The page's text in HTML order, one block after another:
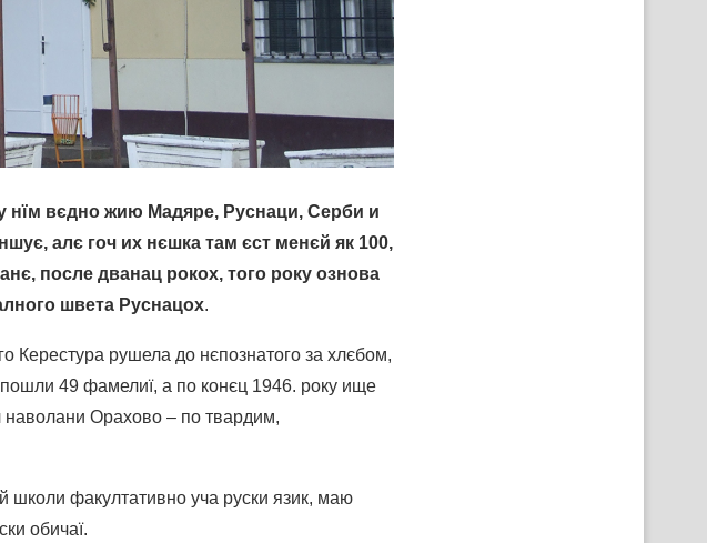
нїм вєдно жию Мадяре, Руснаци, Серби и
алє гоч их нєшка там єст менєй як 100,
после дванац рокох, того року ознова
швета Руснацох.
Керестура рушела до нєпознатого за хлєбом,
49 фамелиї, а по конєц 1946. року ище
наволани Орахово – по твардим,
школи факултативно уча руски язик, маю
обичаї.